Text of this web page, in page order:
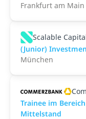
Frankfurt am Main
Scalable
(Junior)
München
Trainee im
Mittelstand